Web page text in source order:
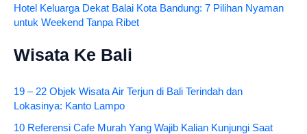
Hotel Keluarga Dekat Balai Kota Bandung: 7 Pilihan Nyaman
untuk Weekend Tanpa Ribet
Wisata Ke Bali
19 – 22 Objek Wisata Air Terjun di Bali Terindah dan
Lokasinya: Kanto Lampo
10 Referensi Cafe Murah Yang Wajib Kalian Kunjungi Saat